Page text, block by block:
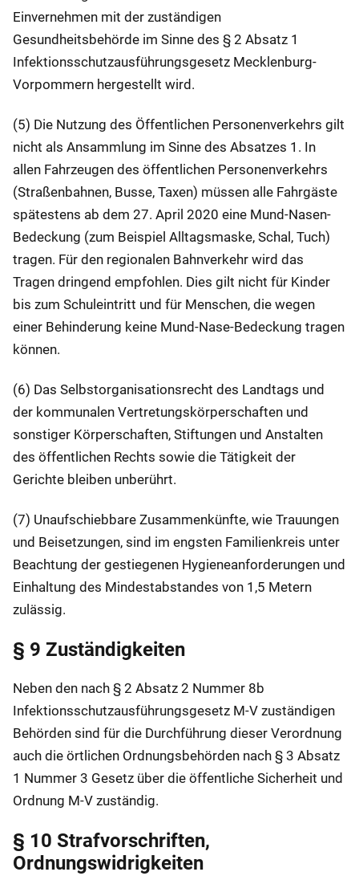
Einvernehmen mit der zuständigen
Gesundheitsbehörde im Sinne des § 2 Absatz 1
Infektionsschutzausführungsgesetz Mecklenburg-
Vorpommern hergestellt wird.
(5) Die Nutzung des Öffentlichen Personenverkehrs gilt
nicht als Ansammlung im Sinne des Absatzes 1. In
allen Fahrzeugen des öffentlichen Personenverkehrs
(Straßenbahnen, Busse, Taxen) müssen alle Fahrgäste
spätestens ab dem 27. April 2020 eine Mund-Nasen-
Bedeckung (zum Beispiel Alltagsmaske, Schal, Tuch)
tragen. Für den regionalen Bahnverkehr wird das
Tragen dringend empfohlen. Dies gilt nicht für Kinder
bis zum Schuleintritt und für Menschen, die wegen
einer Behinderung keine Mund-Nase-Bedeckung tragen
können.
(6) Das Selbstorganisationsrecht des Landtags und
der kommunalen Vertretungskörperschaften und
sonstiger Körperschaften, Stiftungen und Anstalten
des öffentlichen Rechts sowie die Tätigkeit der
Gerichte bleiben unberührt.
(7) Unaufschiebbare Zusammenkünfte, wie Trauungen
und Beisetzungen, sind im engsten Familienkreis unter
Beachtung der gestiegenen Hygieneanforderungen und
Einhaltung des Mindestabstandes von 1,5 Metern
zulässig.
§ 9 Zuständigkeiten
Neben den nach § 2 Absatz 2 Nummer 8b
Infektionsschutzausführungsgesetz M-V zuständigen
Behörden sind für die Durchführung dieser Verordnung
auch die örtlichen Ordnungsbehörden nach § 3 Absatz
1 Nummer 3 Gesetz über die öffentliche Sicherheit und
Ordnung M-V zuständig.
§ 10 Strafvorschriften,
Ordnungswidrigkeiten